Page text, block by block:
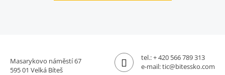
Masarykovo náměstí 67
595 01 Velká Bíteš
tel.:+ 420 566 789 313
e-mail:tic@bitessko.com